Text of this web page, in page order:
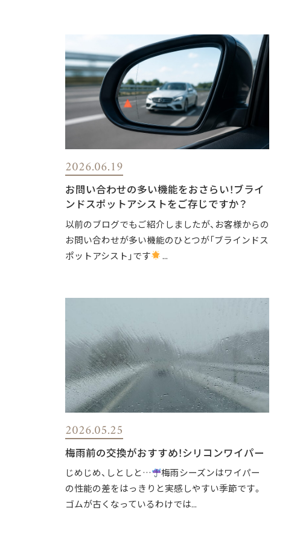
2026.06.19
お問い合わせの多い機能をおさらい！ブライ
ンドスポットアシストをご存じですか？
以前のブログでもご紹介しましたが、お客様からの
お問い合わせが多い機能のひとつが「ブラインドス
ポットアシスト」です
...
2026.05.25
梅雨前の交換がおすすめ！シリコンワイパー
じめじめ、しとしと…
梅雨シーズンはワイパー
の性能の差をはっきりと実感しやすい季節です。
ゴムが古くなっているわけでは...